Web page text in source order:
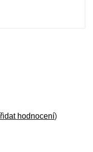
hodnocení)